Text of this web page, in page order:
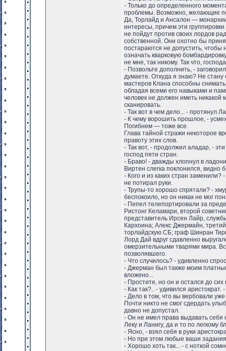
- Только до определенного
проблемы. Возможно, желающие
Да, Торлайд и Ансалон —
интересы, причем эти
не пойдут против своих лордов
собственной. Они охотно бы
постараются не допустить, чтобы
означать кварковую
не мне, так никому. Так что,
- Позвольте дополнить, -
думаете. Откуда я знаю? Не стану
мастеров Клана способны
обладая всеми его навыками и
человек не должен иметь
сканировать.
- Так вот в чем дело... - протянул
- К чему ворошить прошлое, -
Погибнем — тоже все.
Глава тайной стражи некоторое
правоту этих слов.
- Так вот, - продолжил аладар, -
господ пяти стран.
- Браво! - дважды хлопнул в
Виртен слегка поклонился, видно
- Кого и из каких стран заменили?
не потирал руки.
- Трупы-то хорошо спрятали? -
беспокоило, но он никак не мог
- Пепел телепортировали за
Ристонг Келамари, второй
представитель Ирсен Лайр,
Кархоина; Алекс Джермайн,
торлайдскую СБ; граф Шинран
Лорд Дай вдруг сдавленно
омерзительными тварями мира.
позволявшего.
- Что случилось? - удивленно
- Джерман был также моим
вложено...
- Простите, но он и остался до
- Как так?.. - удивился
- Дело в том, что вы вербовали уже
Почти никто не смог сдердать
давно не допустал.
- Он не имел права выдавать себя
Леку и Ланигу, да и то по легкому
- Ясно, - взял себя в руки
- Но при этом любые ваши
- Хорошо хоть так... - с ноткой